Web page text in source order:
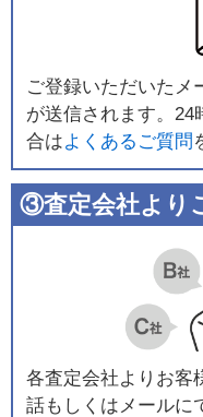
ご登録いただいたメ
が送信されます。24
合はよくあるご質問
③査定会社より
各査定会社よりお客
話もしくはメールに